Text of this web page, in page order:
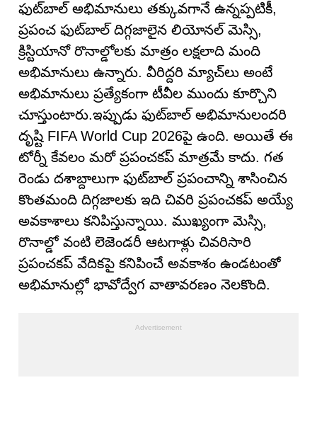
ఫుట్‌బాల్ అభిమానులు తక్కువగానే ఉన్నప్పటికీ,
ప్రపంచ ఫుట్‌బాల్ దిగ్గజాలైన లియోనల్ మెస్సి,
క్రిస్టియానో రొనాల్డోలకు మాత్రం లక్షలాది మంది
అభిమానులు ఉన్నారు. వీరిద్దరి మ్యాచ్‌లు అంటే
అభిమానులు ప్రత్యేకంగా టీవీల ముందు కూర్చొని
చూస్తుంటారు.ఇప్పుడు ఫుట్‌బాల్ అభిమానులందరి
దృష్టి FIFA World Cup 2026పై ఉంది. అయితే ఈ
టోర్నీ కేవలం మరో ప్రపంచకప్ మాత్రమే కాదు. గత
రెండు దశాబ్దాలుగా ఫుట్‌బాల్ ప్రపంచాన్ని శాసించిన
కొంతమంది దిగ్గజాలకు ఇది చివరి ప్రపంచకప్ అయ్యే
అవకాశాలు కనిపిస్తున్నాయి. ముఖ్యంగా మెస్సి,
రొనాల్డో వంటి లెజెండరీ ఆటగాళ్లు చివరిసారి
ప్రపంచకప్ వేదికపై కనిపించే అవకాశం ఉండటంతో
అభిమానుల్లో భావోద్వేగ వాతావరణం నెలకొంది.